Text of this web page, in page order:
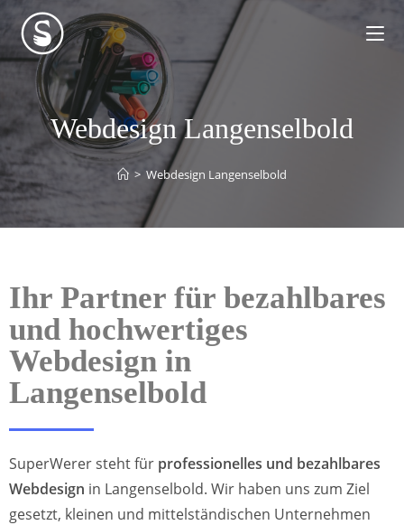
Webdesign Langenselbold
> Webdesign Langenselbold
Ihr Partner für bezahlbares
und hochwertiges
Webdesign in
Langenselbold
SuperWerer steht für professionelles und bezahlbares
Webdesign in Langenselbold. Wir haben uns zum Ziel
gesetzt, kleinen und mittelständischen Unternehmen